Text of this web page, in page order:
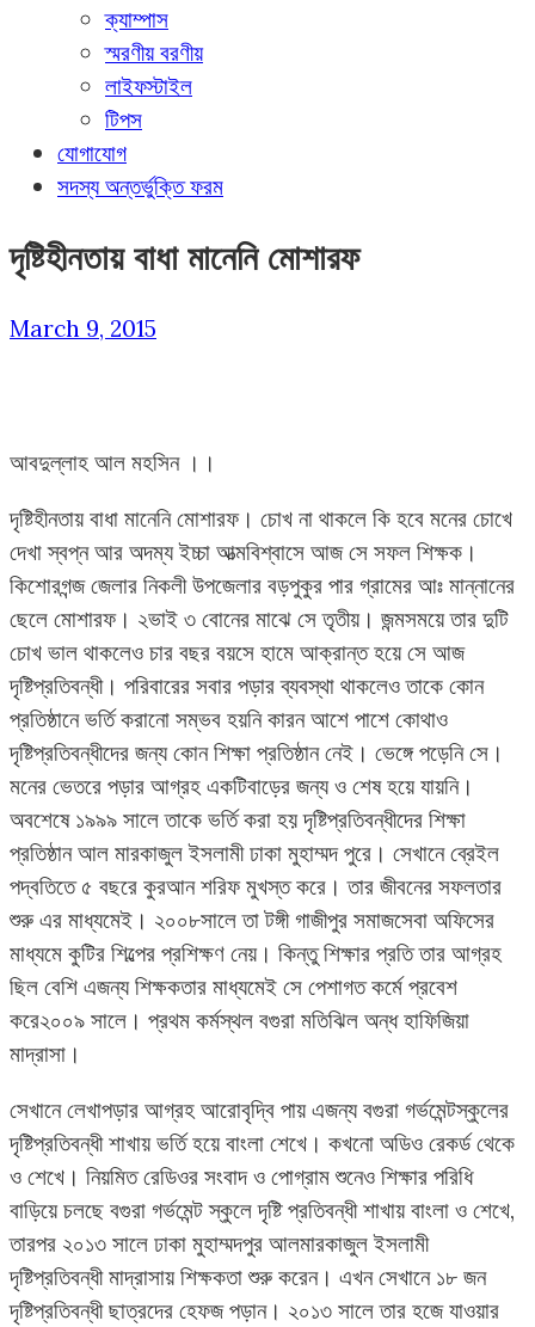
ক্যাম্পাস
স্মরণীয় বরণীয়
লাইফস্টাইল
টিপস
যোগাযোগ
সদস্য অন্তর্ভুক্তি ফরম
দৃষ্টিহীনতায় বাধা মানেনি মোশারফ
March 9, 2015
আবদুল্লাহ আল মহসিন ।।
দৃষ্টিহীনতায় বাধা মানেনি মোশারফ। চোখ না থাকলে কি হবে মনের চোখে
দেখা স্বপ্ন আর অদম্য ইচ্চা আত্মবিশ্বাসে আজ সে সফল শিক্ষক।
কিশোরগন্জ জেলার নিকলী উপজেলার বড়পুকুর পার গ্রামের আঃ মান্নানের
ছেলে মোশারফ। ২ভাই ৩ বোনের মাঝে সে তৃতীয়। জন্মসময়ে তার দুটি
চোখ ভাল থাকলেও চার বছর বয়সে হামে আক্রান্ত হয়ে সে আজ
দৃষ্টিপ্রতিবন্ধী। পরিবারের সবার পড়ার ব্যবস্থা থাকলেও তাকে কোন
প্রতিষ্ঠানে ভর্তি করানো সম্ভব হয়নি কারন আশে পাশে কোথাও
দৃষ্টিপ্রতিবন্ধীদের জন্য কোন শিক্ষা প্রতিষ্ঠান নেই। ভেঙ্গে পড়েনি সে।
মনের ভেতরে পড়ার আগ্রহ একটিবাড়ের জন্য ও শেষ হয়ে যায়নি।
অবশেষে ১৯৯৯ সালে তাকে ভর্তি করা হয় দৃষ্টিপ্রতিবন্ধীদের শিক্ষা
প্রতিষ্ঠান আল মারকাজুল ইসলামী ঢাকা মুহাম্মদ পুরে। সেখানে ব্রেইল
পদ্বতিতে ৫ বছরে কুরআন শরিফ মুখস্ত করে। তার জীবনের সফলতার
শুরু এর মাধ্যমেই। ২০০৮সালে তা টঙ্গী গাজীপুর সমাজসেবা অফিসের
মাধ্যমে কুটির শিল্পের প্রশিক্ষণ নেয়। কিন্তু শিক্ষার প্রতি তার আগ্রহ
ছিল বেশি এজন্য শিক্ষকতার মাধ্যমেই সে পেশাগত কর্মে প্রবেশ
করে২০০৯ সালে। প্রথম কর্মস্থল বগুরা মতিঝিল অন্ধ হাফিজিয়া
মাদ্রাসা।
সেখানে লেখাপড়ার আগ্রহ আরোবৃদ্বি পায় এজন্য বগুরা গর্ভমেন্টস্কুলের
দৃষ্টিপ্রতিবন্ধী শাখায় ভর্তি হয়ে বাংলা শেখে। কখনো অডিও রেকর্ড থেকে
ও শেখে। নিয়মিত রেডিওর সংবাদ ও পোগ্রাম শুনেও শিক্ষার পরিধি
বাড়িয়ে চলছে বগুরা গর্ভমেন্ট স্কুলে দৃষ্টি প্রতিবন্ধী শাখায় বাংলা ও শেখে,
তারপর ২০১৩ সালে ঢাকা মুহাম্মদপুর আলমারকাজুল ইসলামী
দৃষ্টিপ্রতিবন্ধী মাদ্রাসায় শিক্ষকতা শুরু করেন। এখন সেখানে ১৮ জন
দৃষ্টিপ্রতিবন্ধী ছাত্রদের হেফজ পড়ান। ২০১৩ সালে তার হজে যাওয়ার